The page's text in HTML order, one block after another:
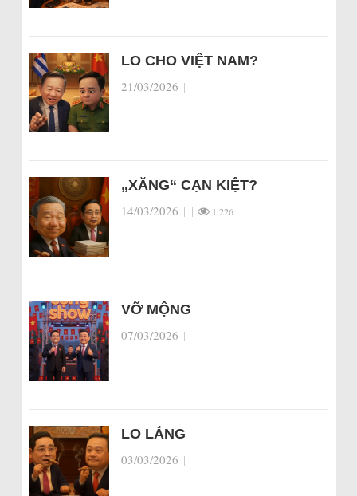
LO CHO VIỆT NAM?
21/03/2026 |
„XĂNG“ CẠN KIỆT?
14/03/2026 | | 1.226
VỠ MỘNG
07/03/2026 |
LO LẮNG
03/03/2026 |